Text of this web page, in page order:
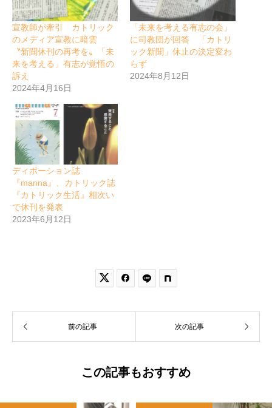
宣教師が牽引 カトリック
のメディア宣教に暗雲
〝新聞休刊の再考を〟「未
来を考える」有志が覚悟の
訴え
2024年4月16日
「未来を考える有志の会」
に司教団が回答 「カトリ
ック新聞」休止の決定変わ
らず
2024年8月12日
ディボーション誌
『manna』、カトリック誌
『カトリック生活』相次い
で休刊を発表
2023年6月12日
 
前の記事 次の記事
この記事もおすすめ